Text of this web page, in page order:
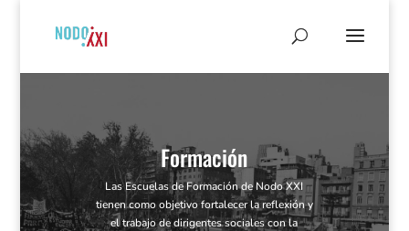
Formación
Las Escuelas de Formación de Nodo XXI
tienen como objetivo fortalecer la reflexión y
el trabajo de dirigentes sociales con la